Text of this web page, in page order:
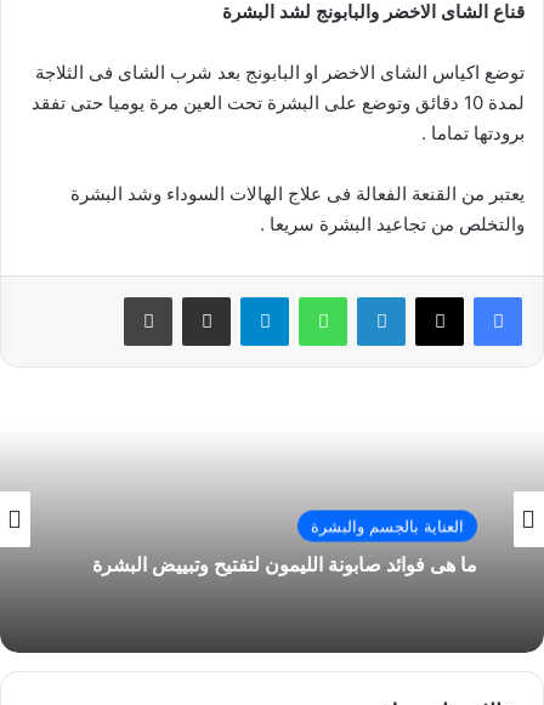
قناع الشاى الاخضر والبابونج لشد البشرة
توضع اكياس الشاى الاخضر او البابونج بعد شرب الشاى فى الثلاجة
لمدة 10 دقائق وتوضع على البشرة تحت العين مرة يوميا حتى تفقد
برودتها تماما .
يعتبر من القنعة الفعالة فى علاج الهالات السوداء وشد البشرة
والتخلص من تجاعيد البشرة سريعا .
فيسبوك لينكدإن واتساب
العناية بالجسم والبشرة
ما هى فوائد صابونة الليمون لتفتيح وتبييض البشرة